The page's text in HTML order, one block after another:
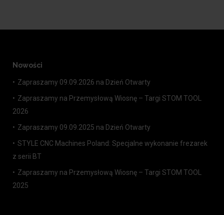
Nowości
Zapraszamy 09.09.2026 na Dzień Otwarty
Zapraszamy na Przemysłową Wiosnę – Targi STOM TOOL
2026
Zapraszamy 09.09.2025 na Dzień Otwarty
STYLE CNC Machines Poland: Specjalne wykonanie frezarek
z serii BT
Zapraszamy na Przemysłową Wiosnę – Targi STOM TOOL
2025